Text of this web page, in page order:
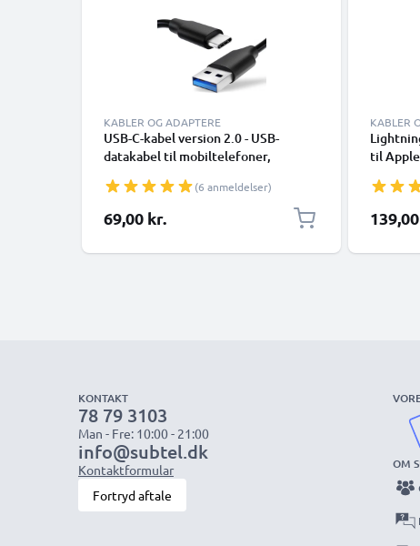
KABLER OG ADAPTERE
USB-C-kabel version 2.0 - USB-
datakabel til mobiltelefoner,
Google Pixel), kameraer (Canon,
Panasonic Lumix, Sony, GoPro) og
mange flere - 1,0m 3A-opladerkabel
(6 anmeldelser)
69,00 kr.
KABLER
til Apple
KONTAKT
78 79 3103
Man - Fre: 10:00 - 21:00
info@subtel.dk
Kontaktformular
Fortryd aftale
OM